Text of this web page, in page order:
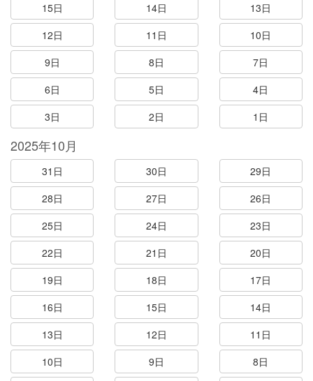
15日
14日
13日
12日
11日
10日
9日
8日
7日
6日
5日
4日
3日
2日 1日
2025年10月
31日 30日
29日
28日
27日
26日
25日
24日
23日
22日
21日
20日
19日
18日
17日
16日
15日
14日
13日
12日
11日
10日
9日
8日